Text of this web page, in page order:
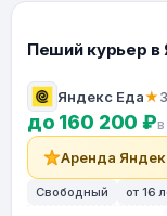
Пеший курьер в
Яндекс Еда★
до 160 200 ₽
Аренда
Свободный от 16